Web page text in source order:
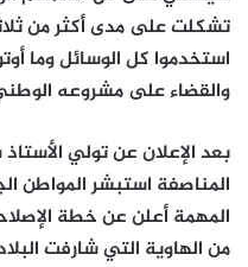
تشكلت على مدى أكثر من
استخدموا كل الوسائل وما
والقضاء على مشروعه
بعد الإعلان عن تولي
المناصفة استبشر المواطن
المهمة أعلن عن خطة
من الهاوية التي شارفت